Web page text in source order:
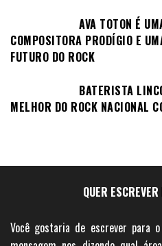
AVA TOTON É
COMPOSITORA PRODÍGIO E
FUTURO DO ROCK
BATERISTA
MELHOR DO ROCK NACIONAL
QUER
Você gostaria de escrever para